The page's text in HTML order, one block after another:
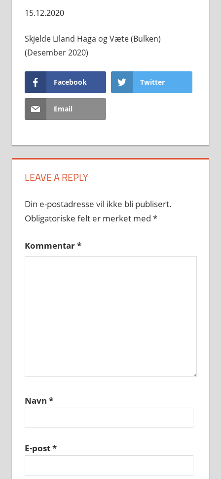
15.12.2020
Skjelde Liland Haga og Væte (Bulken)
(Desember 2020)
Facebook Twitter
Email
LEAVE A REPLY
Din e-postadresse vil ikke bli publisert.
Obligatoriske felt er merket med *
Kommentar*
Navn *
E-post*